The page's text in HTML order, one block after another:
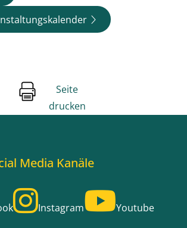
Seite
drucken
Media Kanäle
Instagram Youtube